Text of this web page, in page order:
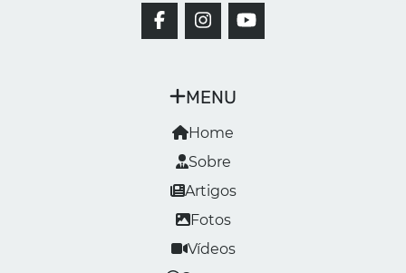
MENU
Home
Sobre
Artigos
Fotos
Vídeos